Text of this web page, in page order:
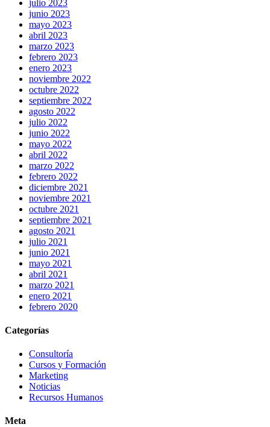
julio 2023
junio 2023
mayo 2023
abril 2023
marzo 2023
febrero 2023
enero 2023
noviembre 2022
octubre 2022
septiembre 2022
agosto 2022
julio 2022
junio 2022
mayo 2022
abril 2022
marzo 2022
febrero 2022
diciembre 2021
noviembre 2021
octubre 2021
septiembre 2021
agosto 2021
julio 2021
junio 2021
mayo 2021
abril 2021
marzo 2021
enero 2021
febrero 2020
Categorías
Consultoría
Cursos y Formación
Marketing
Noticias
Recursos Humanos
Meta